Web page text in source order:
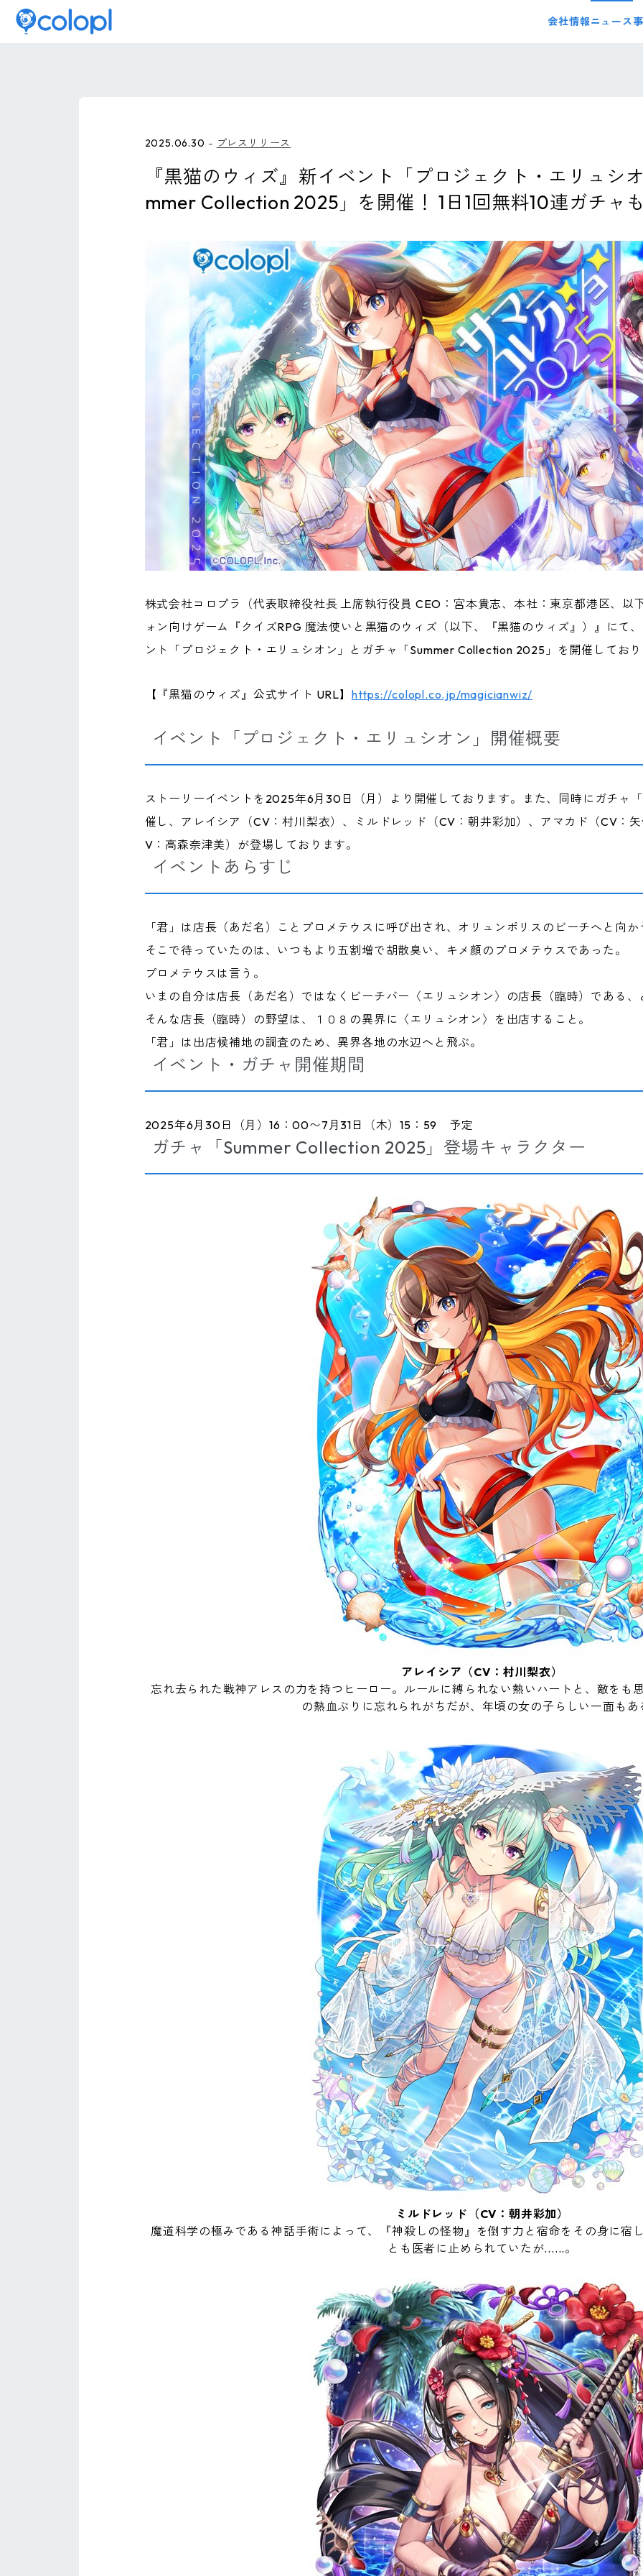
会社情報ニュース
2025.06.30 プレスリリース
『黒猫のウィズ』新イベント「プロジェクト・エリュシ
mmer Collection 2025」を開催！ 1日1回無料10連ガチャ
株式会社コロプラ（代表取締役社長 上席執行役員 CEO：宮本貴志、本社：東京都港区、以
ォン向けゲーム『クイズRPG 魔法使いと黒猫のウィズ（以下、『黒猫のウィズ』）』にて
ント「プロジェクト・エリュシオン」とガチャ「Summer Collection 2025」を開催してお
【『黒猫のウィズ』公式サイト URL】 https://colopl.co.jp/magicianwiz/
イベント「プロジェクト・エリュシオン」開催概要
ストーリーイベントを2025年6月30日（月）より開催しております。また、同時にガチャ
催し、アレイシア（CV：村川梨衣）、ミルドレッド（CV：朝井彩加）、アマカド（CV：
V：高森奈津美）が登場しております。
イベントあらすじ
「君」は店長（あだ名）ことプロメテウスに呼び出され、オリュンポリスのビーチへと向か
そこで待っていたのは、いつもより五割増で胡散臭い、キメ顔のプロメテウスであった。
プロメテウスは言う。
いまの自分は店長（あだ名）ではなくビーチバー〈エリュシオン〉の店長（臨時）である、
そんな店長（臨時）の野望は、１０８の異界に〈エリュシオン〉を出店すること。
「君」は出店候補地の調査のため、異界各地の水辺へと飛ぶ。
イベント・ガチャ開催期間
2025年6月30日（月）16：00〜7月31日（木）15：59 予定
ガチャ「Summer Collection 2025」登場キャラクター
アレイシア（CV：村川梨衣）
忘れ去られた戦神アレスの力を持つヒーロー。ルールに縛られない熱いハートと、敵をも
の熱血ぶりに忘れられがちだが、年頃の女の子らしい一面もあ
ミルドレッド（CV：朝井彩加）
魔道科学の極みである神話手術によって、『神殺しの怪物』を倒す力と宿命をその身に宿
とも医者に止められていたが......。